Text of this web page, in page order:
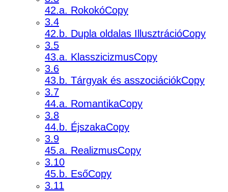
42.a. RokokóCopy
3.4
42.b. Dupla oldalas IllusztrációCopy
3.5
43.a. KlasszicizmusCopy
3.6
43.b. Tárgyak és asszociációkCopy
3.7
44.a. RomantikaCopy
3.8
44.b. ÉjszakaCopy
3.9
45.a. RealizmusCopy
3.10
45.b. EsőCopy
3.11